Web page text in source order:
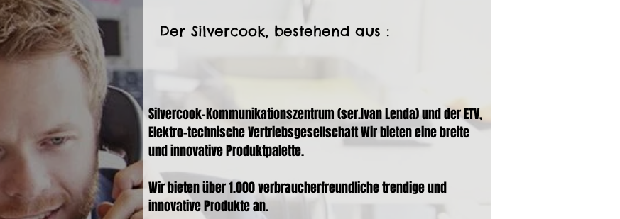
Der Silvercook, bestehend aus :
Silvercook-Kommunikationszentrum (ser.Ivan Lenda) und der ETV,
Elektro-technische Vertriebsgesellschaft Wir bieten eine breite
und innovative Produktpalette.
Wir bieten über 1.000 verbraucherfreundliche trendige und
innovative Produkte an.